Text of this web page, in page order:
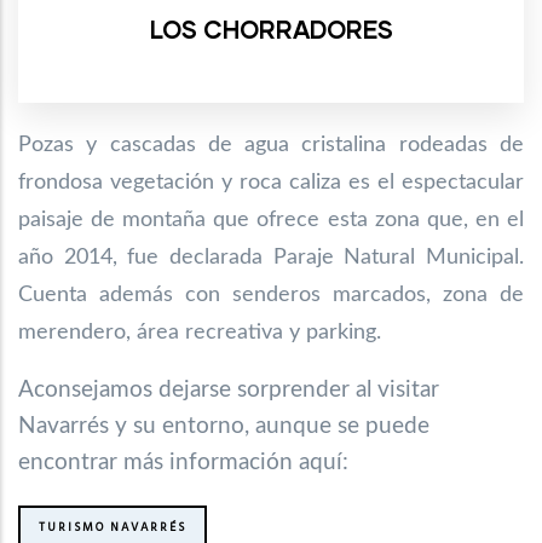
LOS CHORRADORES
Pozas y cascadas de agua cristalina rodeadas de
frondosa vegetación y roca caliza es el espectacular
paisaje de montaña que ofrece esta zona que, en el
año 2014, fue declarada Paraje Natural Municipal.
Cuenta además con senderos marcados, zona de
merendero, área recreativa y parking.
Aconsejamos dejarse sorprender al visitar
Navarrés y su entorno, aunque se puede
encontrar más información aquí:
TURISMO NAVARRÉS